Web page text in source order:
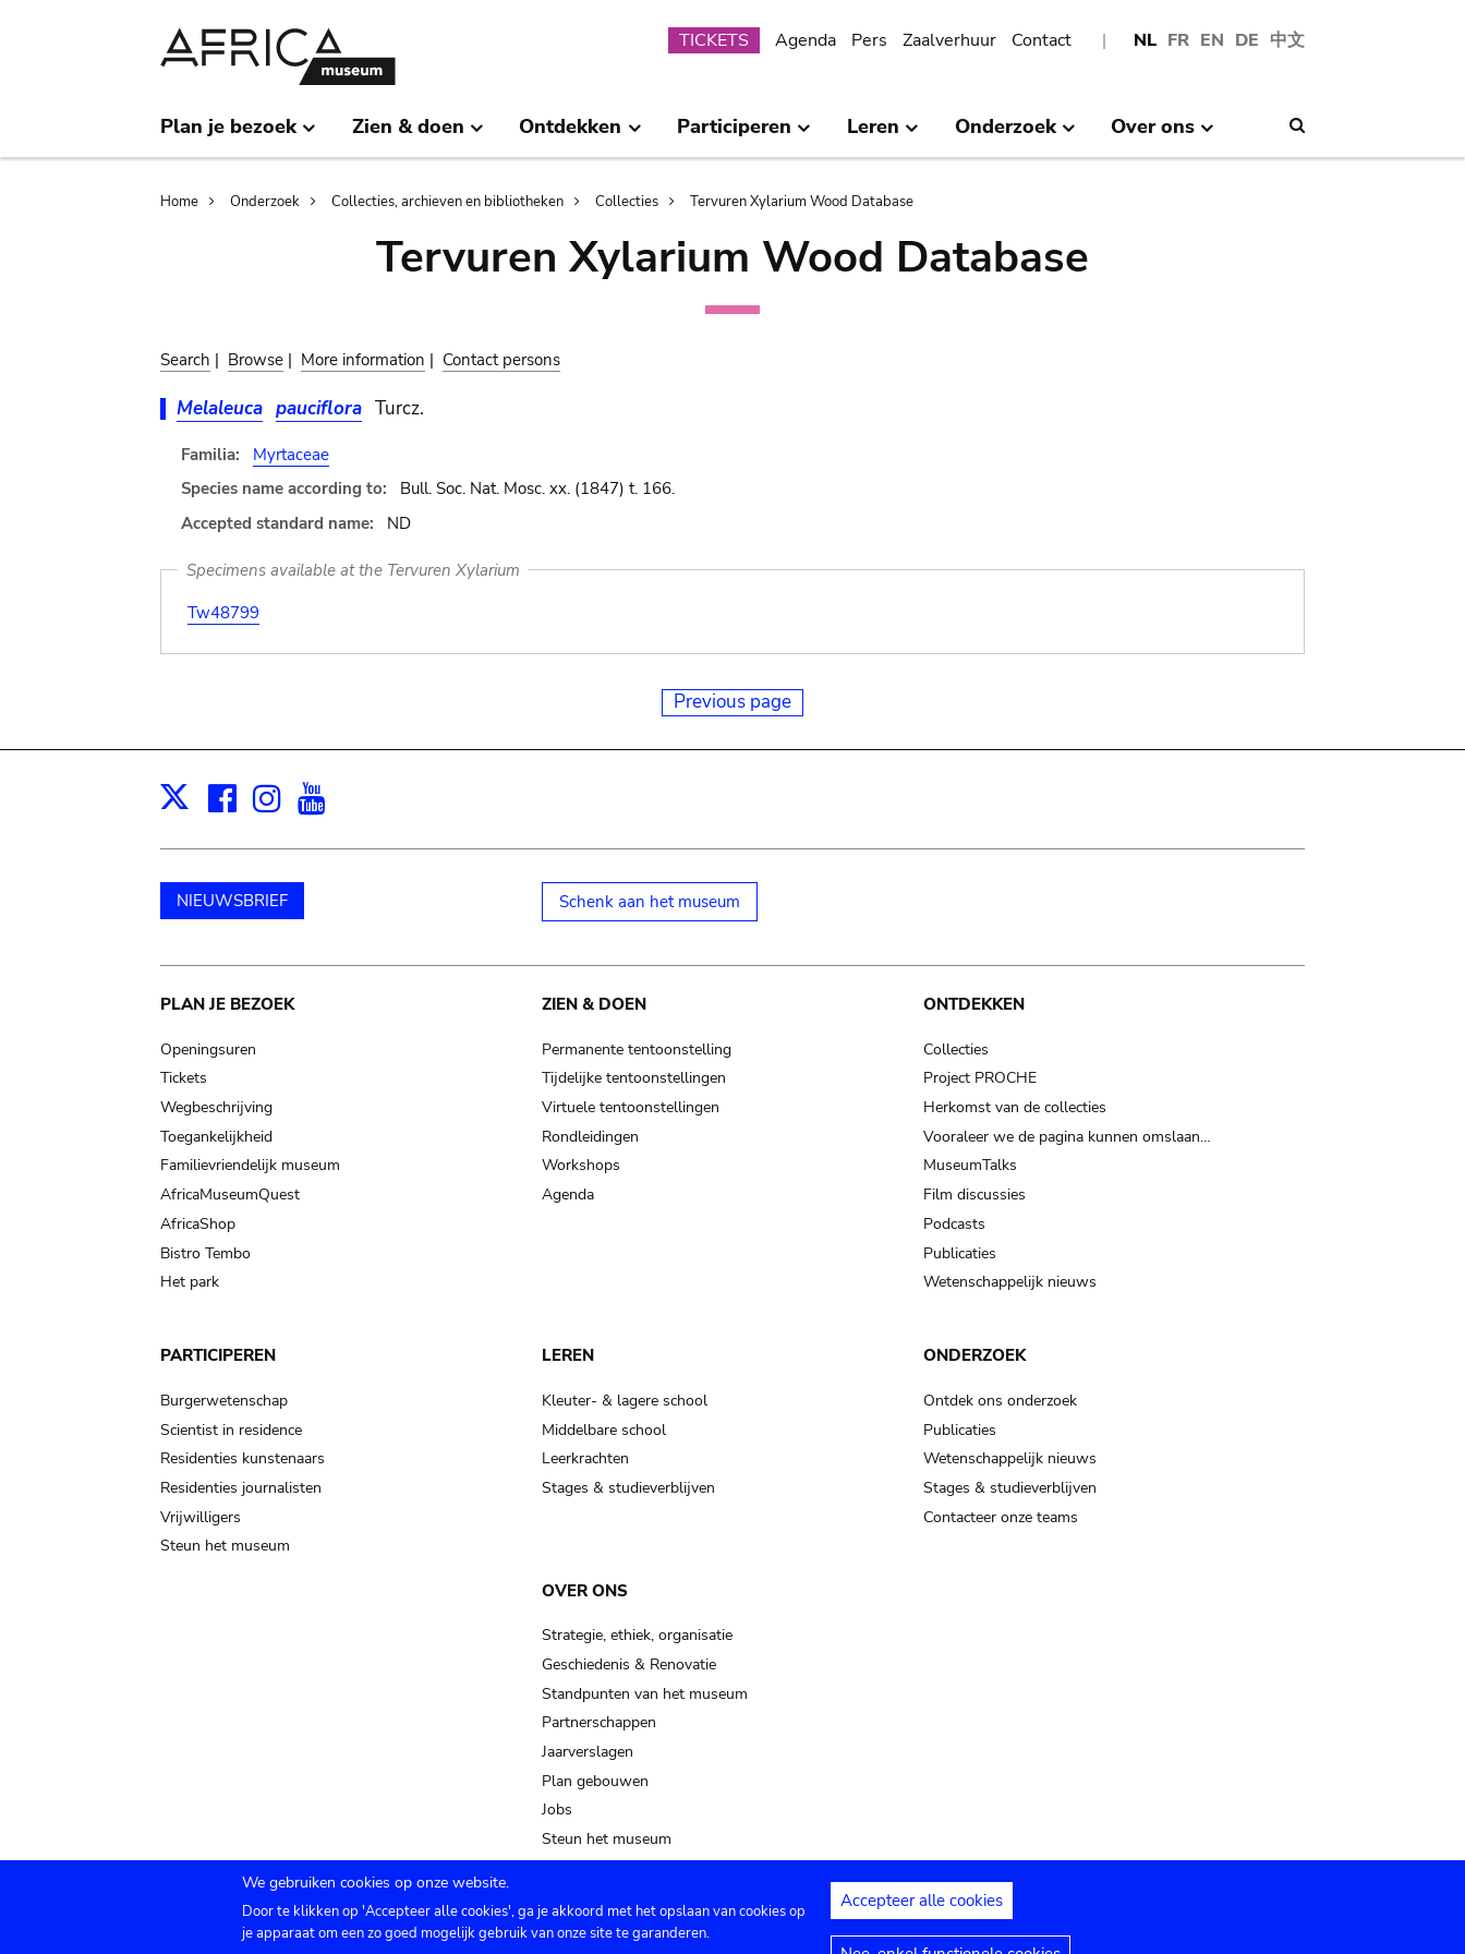
NL FR EN DE 中文
Submenu
TICKETS Agenda Pers Zaalverhuur Contact
Plan je bezoek Zien & doen Ontdekken Participeren Leren Onderzoek Over ons
Breadcrumb
Home Onderzoek Collecties, archieven en bibliotheken Collecties Tervuren Xylarium Wood Database
Tervuren Xylarium Wood Database
Search | Browse | More information | Contact persons
Melaleuca pauciflora Turcz.
Familia:
Myrtaceae
Species name according to:
Bull. Soc. Nat. Mosc. xx. (1847) t. 166.
Accepted standard name:
ND
Specimens available at the Tervuren Xylarium
Tw48799
Previous page
X Facebook
Instagram
NIEUWSBRIEF Schenk aan het museum
Main
navigation
PLAN JE BEZOEK
Openingsuren
Tickets
Wegbeschrijving
Toegankelijkheid
Familievriendelijk museum
AfricaMuseumQuest
AfricaShop
Bistro Tembo
Het park
ZIEN & DOEN
Permanente tentoonstelling
Tijdelijke tentoonstellingen
Virtuele tentoonstellingen
Rondleidingen
Workshops
Agenda
ONTDEKKEN
Collecties
Project PROCHE
Herkomst van de collecties
Vooraleer we de pagina kunnen omslaan…
MuseumTalks
Film discussies
Podcasts
Publicaties
Wetenschappelijk nieuws
PARTICIPEREN
Burgerwetenschap
Scientist in residence
Residenties kunstenaars
Residenties journalisten
Vrijwilligers
Steun het museum
LEREN
Kleuter- & lagere school
Middelbare school
Leerkrachten
Stages & studieverblijven
ONDERZOEK
Ontdek ons onderzoek
Publicaties
Wetenschappelijk nieuws
Stages & studieverblijven
Contacteer onze teams
OVER ONS
Strategie, ethiek, organisatie
Geschiedenis & Renovatie
Standpunten van het museum
Partnerschappen
Jaarverslagen
Plan gebouwen
Jobs
Steun het museum
Submenu
Agenda Pers Zaalverhuur Contact Privacy instellingen Juridische mededelingen
We gebruiken cookies op onze website.
Door te klikken op 'Accepteer alle cookies', ga je akkoord met het opslaan van cookies op
je apparaat om een zo goed mogelijk gebruik van onze site te garanderen.
Accepteer alle cookies